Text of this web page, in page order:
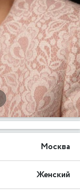
Москва
Женский